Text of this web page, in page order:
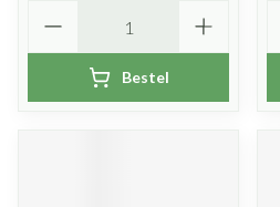
Bestel